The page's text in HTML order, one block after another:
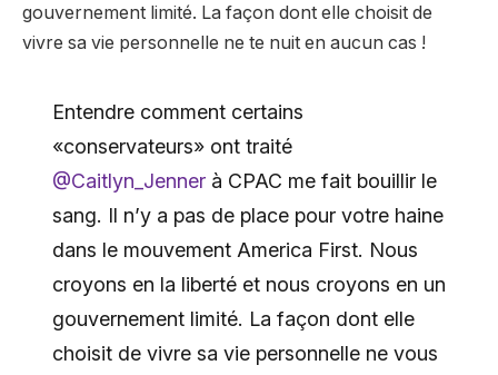
gouvernement limité. La façon dont elle choisit de
vivre sa vie personnelle ne te nuit en aucun cas !
Entendre comment certains
«conservateurs» ont traité
@Caitlyn_Jennerà CPAC me fait bouillir le
sang. Il n’y a pas de place pour votre haine
dans le mouvement America First. Nous
croyons en la liberté et nous croyons en un
gouvernement limité. La façon dont elle
choisit de vivre sa vie personnelle ne vous